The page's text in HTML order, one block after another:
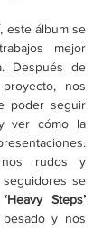
este álbum se
mejor
Después de
nos
poder seguir
ver cómo la
rudos y
se
‘Heavy Steps’
pesado y nos